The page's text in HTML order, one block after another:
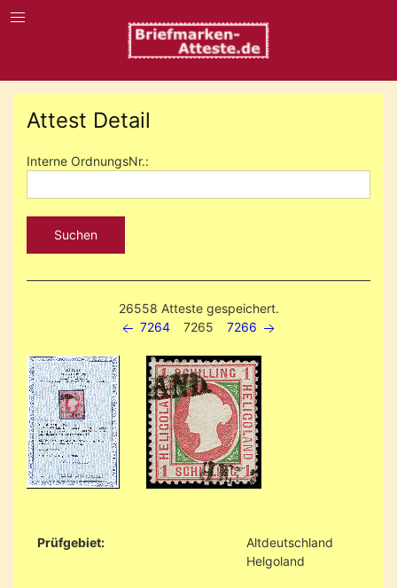
Attest Detail
Interne OrdnungsNr.:
Suchen
26558 Atteste gespeichert.
7264
7265 7266
Prüfgebiet:
Altdeutschland
Helgoland